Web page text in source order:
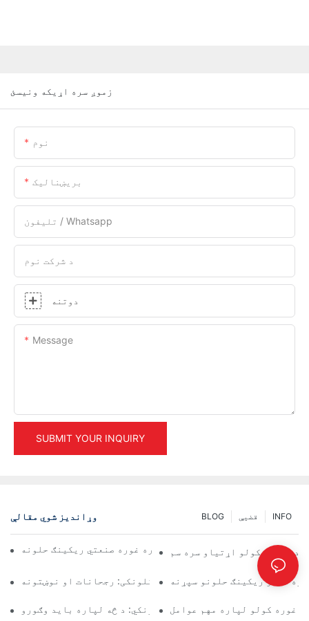
زموږ سره اړیکه ونیسئ
نوم
بریښنالیک
تلیفون / Whatsapp
د شرکت نوم
دوتنه
Message
SUBMIT YOUR INQUIRY
وړاندیز شوي مقالې INFO قضیې BLOG
د ګودامونو د موثر مدیریت لپاره غوره صنعتي ریکینګ حلونه
د ذخیره کولو اړتیاو سره سم
د پالټ ریک حلونو راتلونکی: رجحانات او نوښتونه
کولو ریکینګ حلونو سپړنه
د ګودامونو د ریک کولو عرضه کوونکي: د څه لپاره باید وګورو
غوره کولو لپاره مهم عوامل